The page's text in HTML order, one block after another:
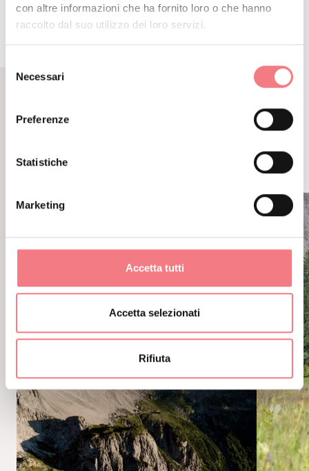
con altre informazioni che ha fornito loro o che hanno
raccolto dal suo utilizzo dei loro servizi.
delNecessari
Preferenze
Statistiche
Marketing
Accetta tutti
Accetta selezionati
Rifiuta
ANCHE